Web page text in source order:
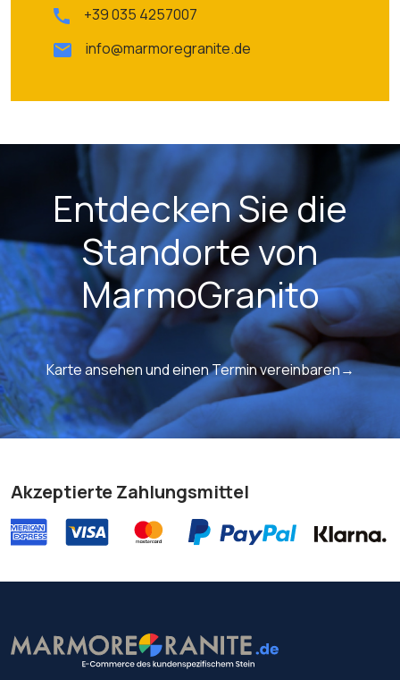
+39 035 4257007
info@marmoregranite.de
Entdecken Sie die
Standorte von
MarmoGranito
Karte ansehen und einen Termin vereinbaren→
Akzeptierte Zahlungsmittel